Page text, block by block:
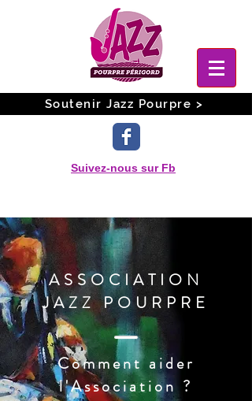
Soutenir Jazz Pourpre >
Suivez-nous sur Fb
ASSOCIATION
JAZZ POURPRE
Comment aider
l'Association ?